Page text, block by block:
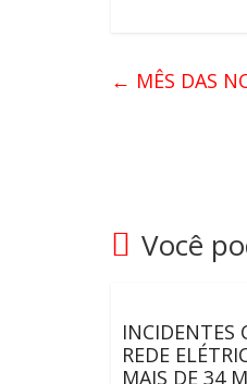
← MÊS DAS
Você
INCIDENTES
REDE
MAIS DE 34